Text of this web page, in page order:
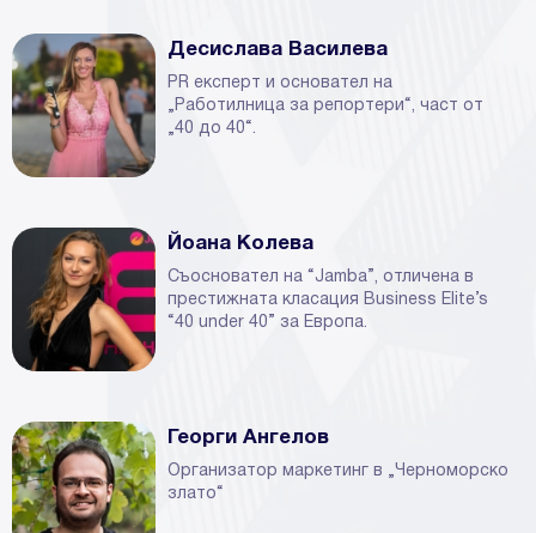
Десислава Василева
PR експерт и основател на
„Работилница за репортери“, част от
„40 до 40“.
Йоана Колева
Съосновател на “Jamba”, отличена в
престижната класация Business Elite’s
“40 under 40” за Европа.
Георги Ангелов
Oрганизатор маркетинг в „Черноморско
злато“